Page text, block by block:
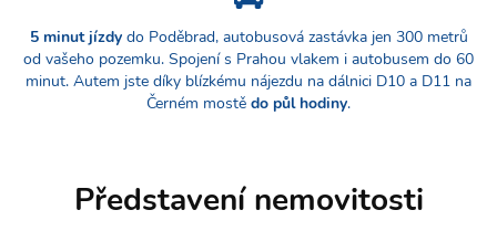
5 minut jízdydo Poděbrad, autobusová zastávka jen 300 metrů
od vašeho pozemku. Spojení s Prahou vlakem i autobusem do 60
minut. Autem jste díky blízkému nájezdu na dálnici D10 a D11 na
Černém mostě do půl hodiny.
Představení nemovitosti